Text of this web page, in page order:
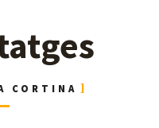
CORTINA